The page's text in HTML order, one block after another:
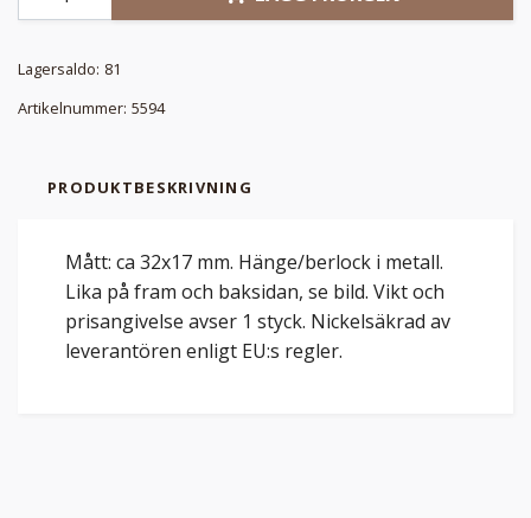
Lagersaldo: 81
Artikelnummer: 5594
PRODUKTBESKRIVNING
Mått: ca 32x17 mm. Hänge/berlock i metall.
Lika på fram och baksidan, se bild. Vikt och
prisangivelse avser 1 styck. Nickelsäkrad av
leverantören enligt EU:s regler.